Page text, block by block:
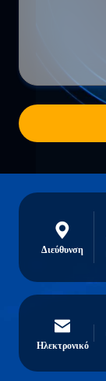
Διεύθυνση
Ηλεκτρονικό